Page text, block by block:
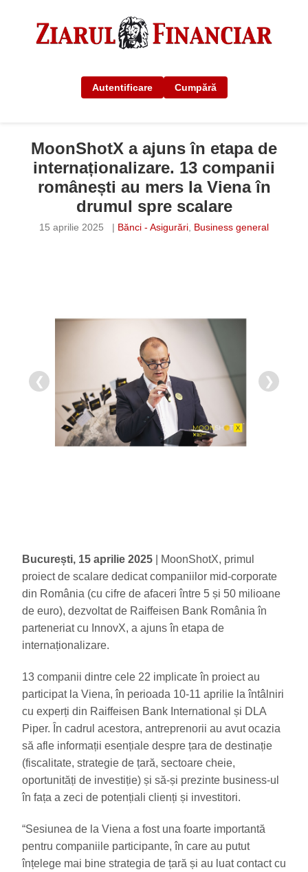
Autentificare Cumpără
MoonShotX a ajuns în etapa de
internaționalizare. 13 companii
românești au mers la Viena în
drumul spre scalare
15 aprilie 2025 | Bănci - Asigurări, Business general
❮ ❯
București, 15 aprilie 2025 | MoonShotX, primul
proiect de scalare dedicat companiilor mid-corporate
din România (cu cifre de afaceri între 5 și 50 milioane
de euro), dezvoltat de Raiffeisen Bank România în
parteneriat cu InnovX, a ajuns în etapa de
internaționalizare.
13 companii dintre cele 22 implicate în proiect au
participat la Viena, în perioada 10-11 aprilie la întâlniri
cu experți din Raiffeisen Bank International și DLA
Piper. În cadrul acestora, antreprenorii au avut ocazia
să afle informații esențiale despre țara de destinație
(fiscalitate, strategie de țară, sectoare cheie,
oportunități de investiție) și să-și prezinte business-ul
în fața a zeci de potențiali clienți și investitori.
“Sesiunea de la Viena a fost una foarte importantă
pentru companiile participante, în care au putut
înțelege mai bine strategia de țară și au luat contact cu